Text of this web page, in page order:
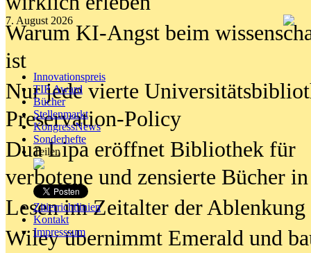
7. August 2026
Innovationspreis
TIP Award
Bücher
Stellenmarkt
KongressNews
Sonderhefte
Teilen
Zitierrichtlinien
Kontakt
Impresssum
Warum KI-Angst beim
ist
Nur jede vierte
Preservation-Policy
Dua Lipa eröffnet Bibliothek für
verbotene und zensierte Bücher
Lesen im Zeitalter der Ablenkung
Wiley übernimmt Emerald und